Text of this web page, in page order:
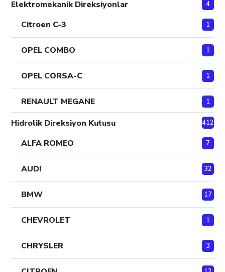
Elektromekanik Direksiyonlar 4
Citroen C-3 1
OPEL COMBO 1
OPEL CORSA-C 1
RENAULT MEGANE 1
Hidrolik Direksiyon Kutusu 412
ALFA ROMEO 7
AUDI 32
BMW 17
CHEVROLET 1
CHRYSLER 3